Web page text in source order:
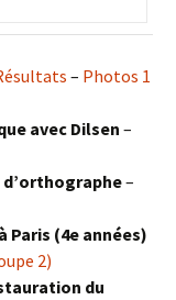
– Photos 1
avec Dilsen –
–
Paris (4e années)
2)
du